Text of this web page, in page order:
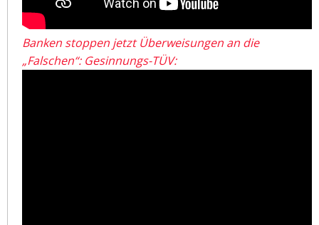
Banken stoppen jetzt Überweisungen an die
„Falschen“: Gesinnungs-TÜV: